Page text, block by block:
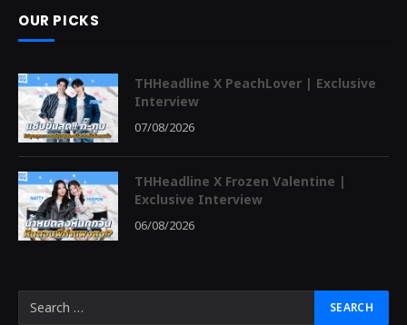
OUR PICKS
THHeadline X PeachLover | Exclusive
Interview
07/08/2026
THHeadline X Frozen Valentine |
Exclusive Interview
06/08/2026